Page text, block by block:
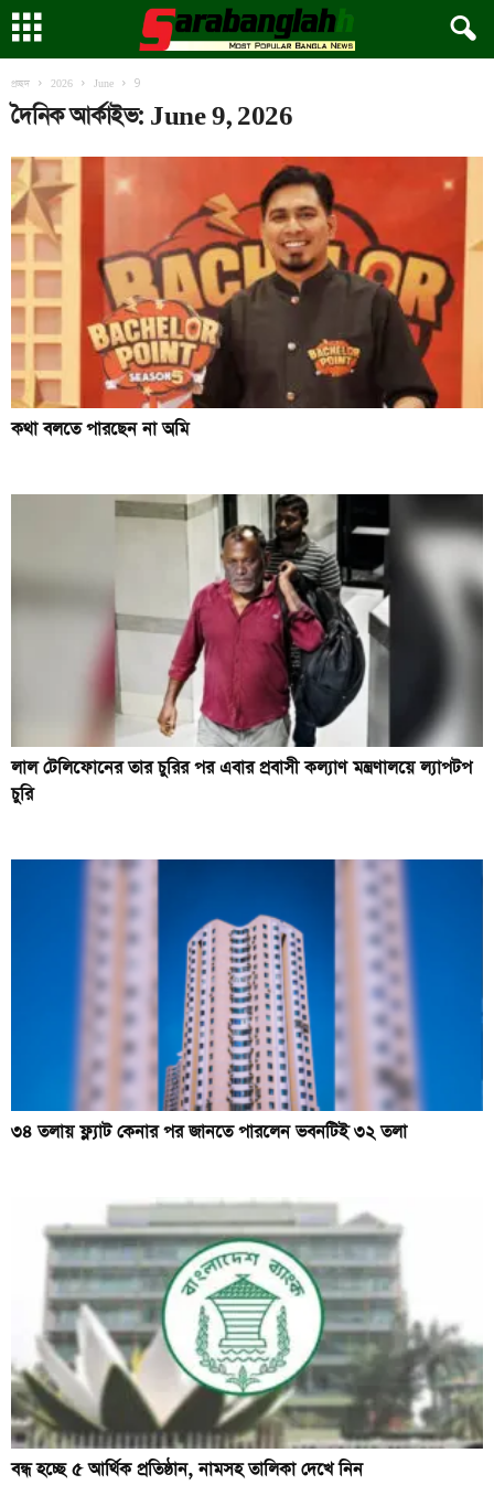
প্রচ্ছদ 2026 June 9
দৈনিক আর্কাইভ: June 9, 2026
কথা বলতে পারছেন না অমি
লাল টেলিফোনের তার চুরির পর এবার প্রবাসী কল্যাণ মন্ত্রণালয়ে ল্যাপটপ
চুরি
৩৪ তলায় ফ্ল্যাট কেনার পর জানতে পারলেন ভবনটিই ৩২ তলা
বন্ধ হচ্ছে ৫ আর্থিক প্রতিষ্ঠান, নামসহ তালিকা দেখে নিন